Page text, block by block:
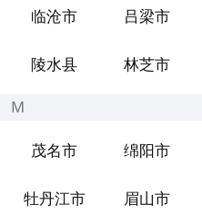
临沧市 吕梁市
陵水县 林芝市
M
茂名市 绵阳市
牡丹江市 眉山市